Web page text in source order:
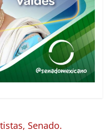
Senado.